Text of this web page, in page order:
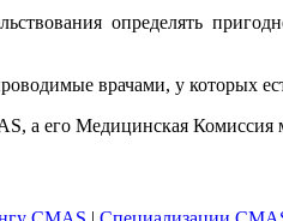
определять
врачами, у которых
а его Медицинская Комиссия